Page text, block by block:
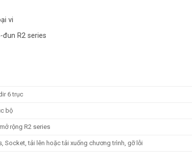
vi
R2 series
6 trục
bộ
rộng R2 series
Socket, tải lên hoặc tải xuống chương trình, gỡ lỗi